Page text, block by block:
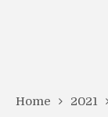
Home 2021